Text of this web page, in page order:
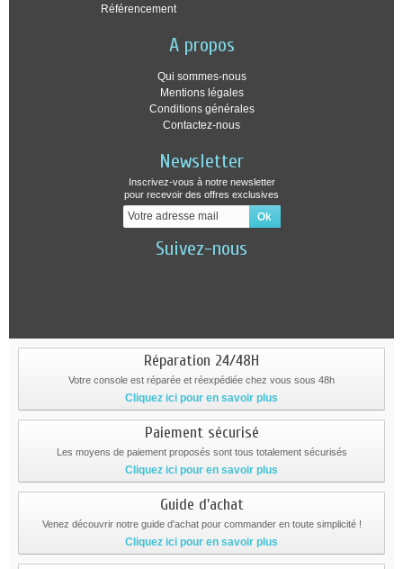
Référencement
A propos
Qui sommes-nous
Mentions légales
Conditions générales
Contactez-nous
Newsletter
Inscrivez-vous à notre newsletter
pour recevoir des offres exclusives
Suivez-nous
Réparation 24/48H
Votre console est réparée et réexpédiée chez vous sous 48h
Cliquez ici pour en savoir plus
Paiement sécurisé
Les moyens de paiement proposés sont tous totalement sécurisés
Cliquez ici pour en savoir plus
Guide d'achat
Venez découvrir notre guide d'achat pour commander en toute simplicité !
Cliquez ici pour en savoir plus